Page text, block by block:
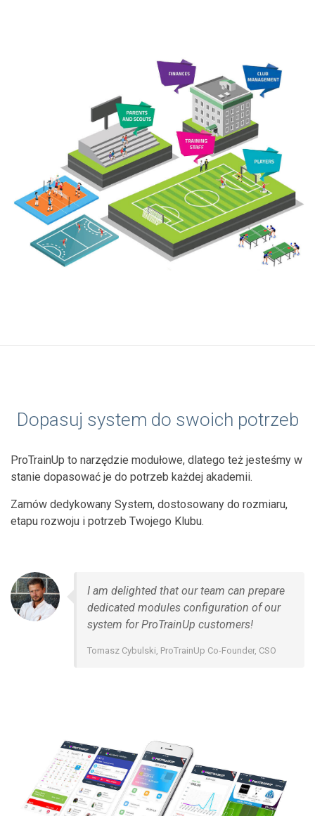
Dopasuj system do swoich potrzeb
ProTrainUp to narzędzie modułowe, dlatego też jesteśmy w
stanie dopasować je do potrzeb każdej akademii.
Zamów dedykowany System, dostosowany do rozmiaru,
etapu rozwoju i potrzeb Twojego Klubu.
I am delighted that our team can prepare
dedicated modules configuration of our
system for ProTrainUp customers!
Tomasz Cybulski, ProTrainUp Co-Founder, CSO